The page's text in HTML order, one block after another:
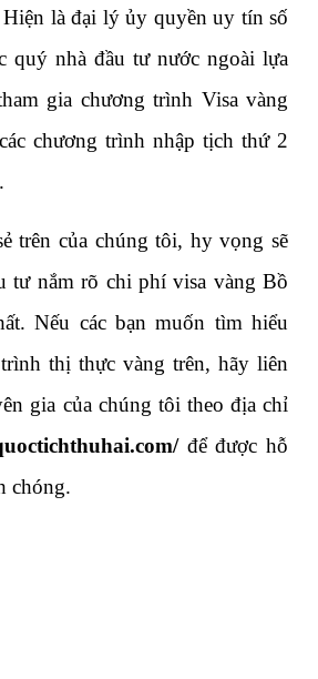
là đại lý ủy quyền uy tín số
quý nhà đầu tư nước ngoài lựa
gia chương trình Visa vàng
chương trình nhập tịch thứ 2
trên của chúng tôi, hy vọng sẽ
tư nắm rõ chi phí visa vàng Bồ
Nếu các bạn muốn tìm hiểu
thị thực vàng trên, hãy liên
gia của chúng tôi theo địa chỉ
để được hỗ
chóng.